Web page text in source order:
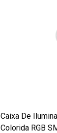
Caixa De
Colorida RGB